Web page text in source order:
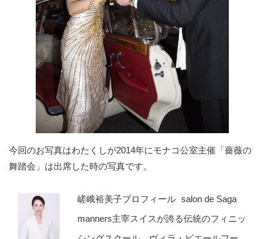
今回のお写真はわたくしが2014年にモナコ公室主催「薔薇の
舞踏会」は出席した時の写真です。
嵯峨裕美子プロフィール salon de Saga
manners主宰スイスが誇る伝統のフィニッ